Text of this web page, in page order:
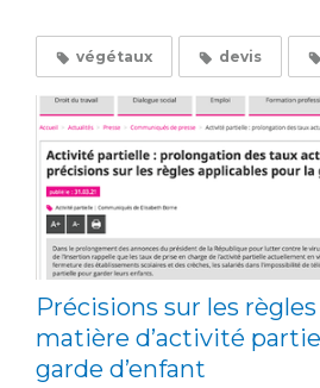
végétaux devis
Précisions sur les
matière d’activité
garde d’enfant